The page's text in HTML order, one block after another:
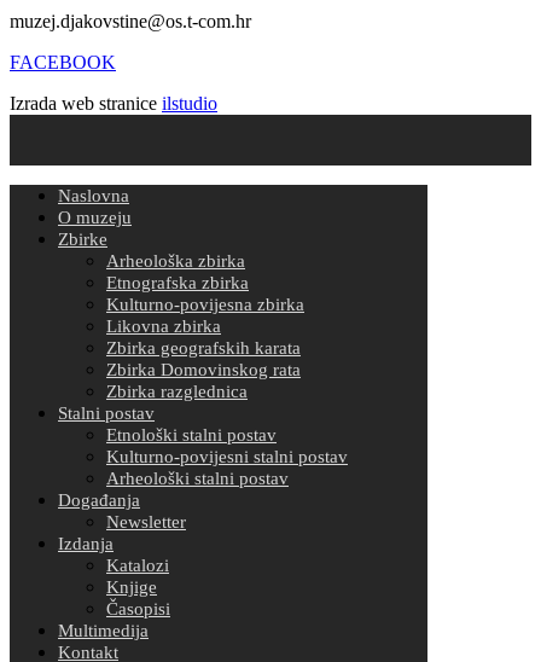
muzej.djakovstine@os.t-com.hr
FACEBOOK
Izrada web stranice ilstudio
Naslovna
O muzeju
Zbirke
Arheološka zbirka
Etnografska zbirka
Kulturno-povijesna zbirka
Likovna zbirka
Zbirka geografskih karata
Zbirka Domovinskog rata
Zbirka razglednica
Stalni postav
Etnološki stalni postav
Kulturno-povijesni stalni postav
Arheološki stalni postav
Događanja
Newsletter
Izdanja
Katalozi
Knjige
Časopisi
Multimedija
Kontakt